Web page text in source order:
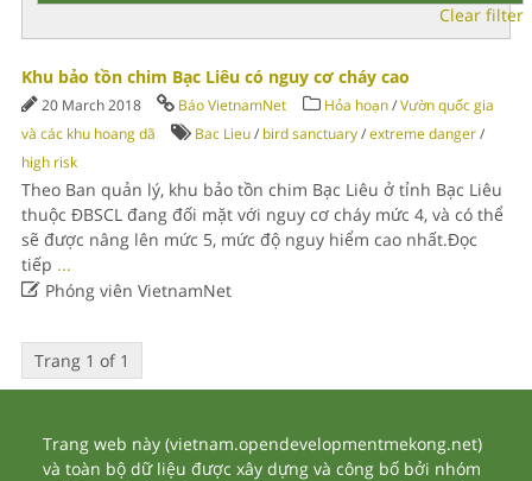
Clear filter
Khu bảo tồn chim Bạc Liêu có nguy cơ cháy cao
20 March 2018 Báo VietnamNet Hỏa hoạn/Vườn quốc gia
và các khu hoang dã
Bac Lieu/ bird sanctuary/extreme danger/
high risk
Theo Ban quản lý, khu bảo tồn chim Bạc Liêu ở tỉnh Bạc Liêu
thuộc ĐBSCL đang đối mặt với nguy cơ cháy mức 4, và có thể
sẽ được nâng lên mức 5, mức độ nguy hiểm cao nhất.Đọc
tiếp ...
Phóng viên VietnamNet
Trang 1 of 1
Trang web này (vietnam.opendevelopmentmekong.net)
và toàn bộ dữ liệu được xây dựng và công bố bởi nhóm